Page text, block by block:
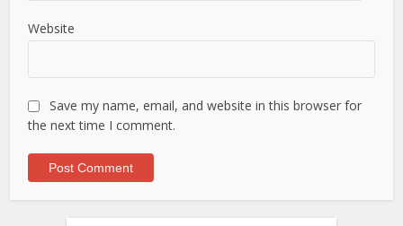
Website
Save my name, email, and website in this browser for
the next time I comment.